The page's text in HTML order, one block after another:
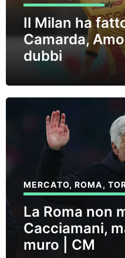
Il Milan ha
Camarda,
dubbi
MERCATO,ROMA,
La Roma non
Cacciamani,
muro | CM